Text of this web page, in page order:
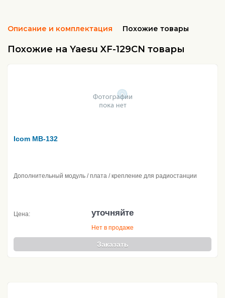
Описание и комплектация Похожие товары
Похожие на Yaesu XF-129CN товары
Icom MB-132
Дополнительный модуль / плата / крепление для радиостанции
Цена: уточняйте
Нет в продаже
Заказать